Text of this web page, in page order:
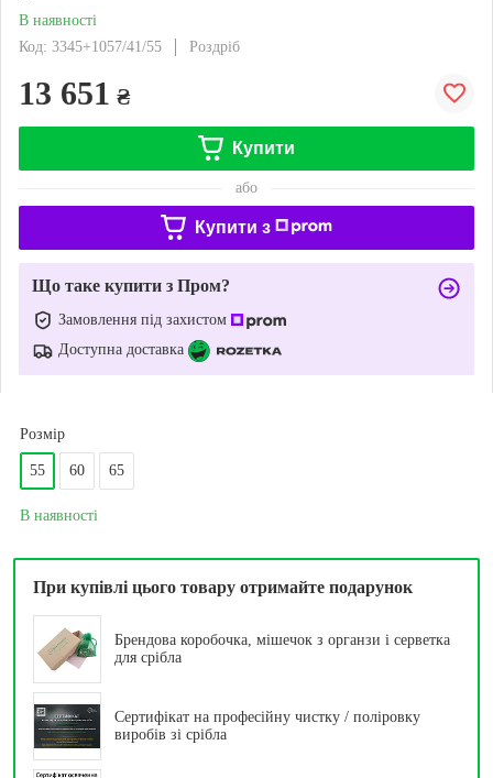
В наявності
Код: 3345+1057/41/55
Роздріб
13 651 ₴
Купити
або
Купити з
Що таке купити з Пром?
Замовлення під захистом
Доступна доставка
Розмір
55 60 65
В наявності
При купівлі цього товару отримайте подарунок
Брендова коробочка, мішечок з органзи і серветка
для срібла
Сертифікат на професійну чистку / поліровку
виробів зі срібла